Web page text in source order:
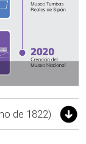
de 1822)